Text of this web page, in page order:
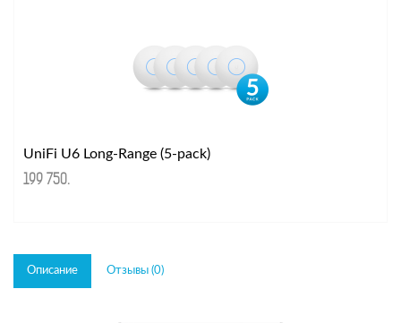
UniFi U6 Long-Range (5-pack)
199 750.
Описание Отзывы (0)